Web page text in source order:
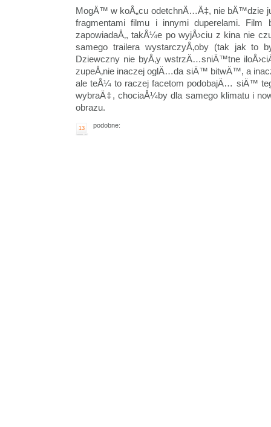
MogÄ™ w koÅ„cu odetchnÄ…Ä‡, nie bÄ™dzie
fragmentami filmu i innymi duperelami. Film
zapowiadaÅ‚, takÅ¼e po wyjÅ›ciu z kina nie
samego trailera wystarczyÅ‚oby (tak jak to
Dziewczny nie byÅ‚y wstrzÄ…sniÄ™tne
zupeÅ‚nie inaczej oglÄ…da siÄ™ bitwÄ™, a
ale teÅ¼ to raczej facetom podobajÄ… siÄ™
wybraÄ‡, chociaÅ¼by dla samego klimatu i
obrazu.
13 podobne: